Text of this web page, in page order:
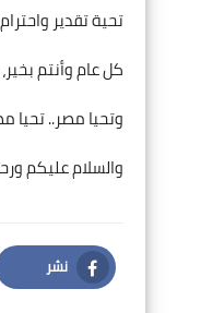
تحية تقدير
كل عام وأنتم
وتحيا مصر.. تحيا
والسلام عليكم
نشر
Facebook